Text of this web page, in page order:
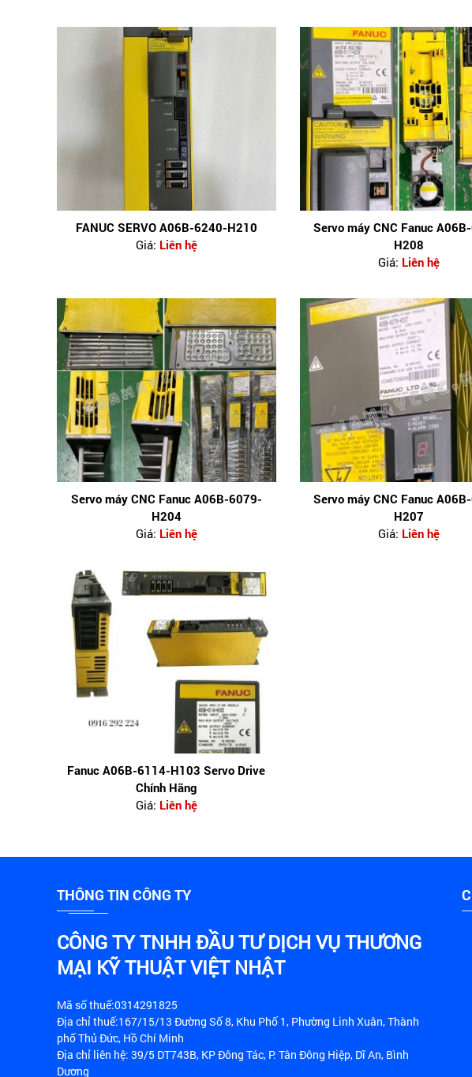
FANUC SERVO A06B-6240-H210
Giá: Liên hệ
Servo máy CNC Fanuc
H208
Giá: Liên hệ
Servo máy CNC Fanuc A06B-6079-
H204
Giá: Liên hệ
Servo máy CNC Fanuc
H207
Giá: Liên hệ
Fanuc A06B-6114-H103 Servo Drive
Chính Hãng
Giá: Liên hệ
THÔNG TIN CÔNG TY
CÔNG TY TNHH ĐẦU TƯ DỊCH VỤ THƯƠNG
MẠI KỸ THUẬT VIỆT NHẬT
Mã số thuế:0314291825
Địa chỉ thuế:167/15/13 Đường Số 8, Khu Phố 1, Phường Linh Xuân, Thành
phố Thủ Đức, Hồ Chí Minh
Địa chỉ liên hệ: 39/5 DT743B, KP Đông Tác, P. Tân Đông Hiệp, Dĩ An, Bình
Dương